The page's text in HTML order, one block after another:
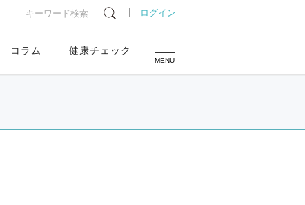
ログイン
MENU
コラム 健康チェック